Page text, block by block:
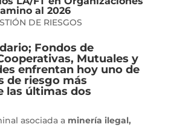
al 2026
DE RIESGOS
Fondos de
Mutuales y
enfrentan hoy uno de
de riesgo más
las últimas dos
asociada a minería ilegal,